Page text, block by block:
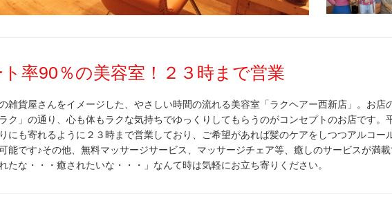
ト率90％の美容室！２３時まで営業
雑貨屋さんをイメージした、やさしい時間の流れる美容室「ラクヘアー西新店」。お店
ク」の通り、心も体もラクな気持ちでゆっくりしてもらうのがコンセプトのお店です。
にも寄れるように２３時まで営業しており、ご希望があれば髪のケアをしつつアルコー
能です♪その他、無料マッサージサービス、マッサージチェア等、癒しのサービスが満
たな・・・癒されたいな・・・」なんて時は気軽にお立ち寄りください。